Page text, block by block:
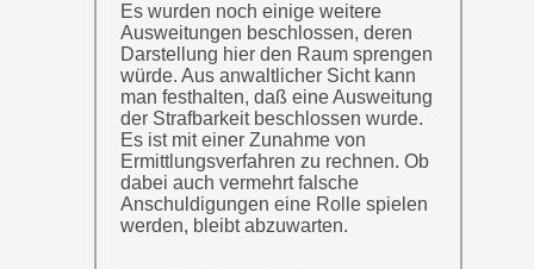
Es wurden noch einige weitere
Ausweitungen beschlossen, deren
Darstellung hier den Raum sprengen
würde. Aus anwaltlicher Sicht kann
man festhalten, daß eine Ausweitung
der Strafbarkeit beschlossen wurde.
Es ist mit einer Zunahme von
Ermittlungsverfahren zu rechnen. Ob
dabei auch vermehrt falsche
Anschuldigungen eine Rolle spielen
werden, bleibt abzuwarten.